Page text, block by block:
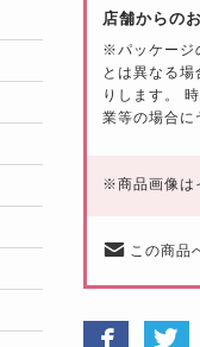
店舗からの
※パッケージ
とは異なる
りします。
業等の場合に
※商品画像は
この商品